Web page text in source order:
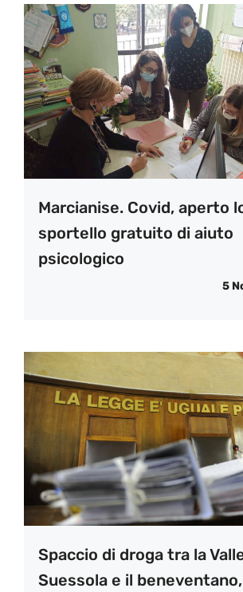
Marcianise. Covid, aperto
sportello gratuito di aiuto
psicologico
5
Spaccio di droga tra la
Suessola e il beneventano,